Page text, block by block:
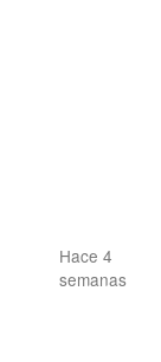
Hace 4
semanas